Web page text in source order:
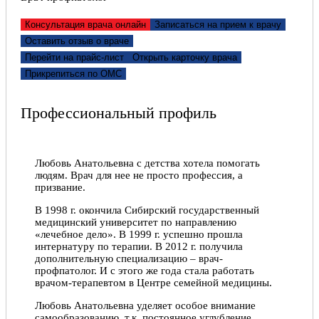
Консультация врача онлайн
Записаться на прием к врачу
Оставить отзыв о враче
Перейти на прайс-лист
Открыть карточку врача
Прикрепиться по ОМС
Профессиональный профиль
Любовь Анатольевна с детства хотела помогать
людям. Врач для нее не просто профессия, а
призвание.
В 1998 г. окончила Сибирский государственный
медицинский университет по направлению
«лечебное дело». В 1999 г. успешно прошла
интернатуру по терапии. В 2012 г. получила
дополнительную специализацию – врач-
профпатолог. И с этого же года стала работать
врачом-терапевтом в Центре семейной медицины.
Любовь Анатольевна уделяет особое внимание